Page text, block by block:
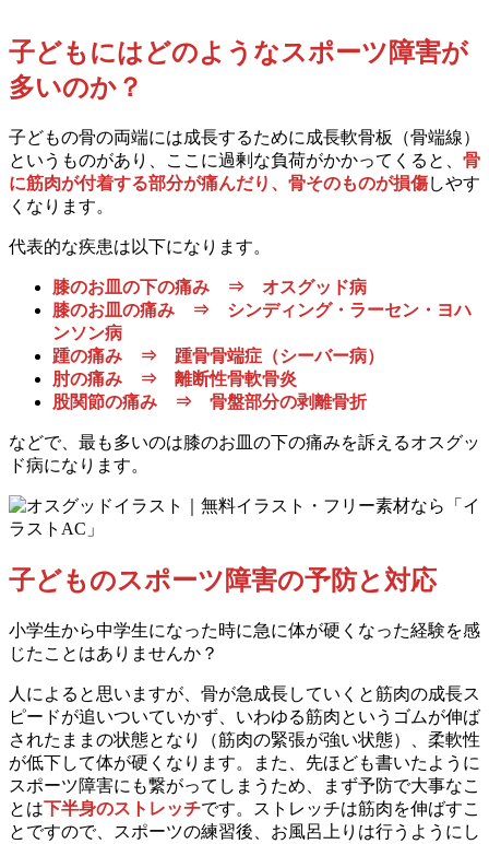
子どもにはどのようなスポーツ障害が
多いのか？
子どもの骨の両端には成長するために成長軟骨板（骨端線）
というものがあり、ここに過剰な負荷がかかってくると、 骨
に筋肉が付着する部分が痛んだり、骨そのものが損傷しやす
くなります。
代表的な疾患は以下になります。
膝のお皿の下の痛み ⇒ オスグッド病
膝のお皿の痛み ⇒ シンディング・ラーセン・ヨハ
ンソン病
踵の痛み ⇒ 踵骨骨端症（シーバー病）
肘の痛み ⇒ 離断性骨軟骨炎
股関節の痛み ⇒ 骨盤部分の剥離骨折
などで、最も多いのは膝のお皿の下の痛みを訴えるオスグッ
ド病になります。
子どものスポーツ障害の予防と対応
小学生から中学生になった時に急に体が硬くなった経験を感
じたことはありませんか？
人によると思いますが、骨が急成長していくと筋肉の成長ス
ピードが追いついていかず、いわゆる筋肉というゴムが伸ば
されたままの状態となり（筋肉の緊張が強い状態）、柔軟性
が低下して体が硬くなります。また、先ほども書いたように
スポーツ障害にも繋がってしまうため、まず予防で大事なこ
とは下半身のストレッチです。ストレッチは筋肉を伸ばすこ
とですので、スポーツの練習後、お風呂上りは行うようにし